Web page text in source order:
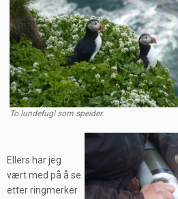
To lundefugl som speider.
Ellers har jeg
vært med på å se
etter ringmerker